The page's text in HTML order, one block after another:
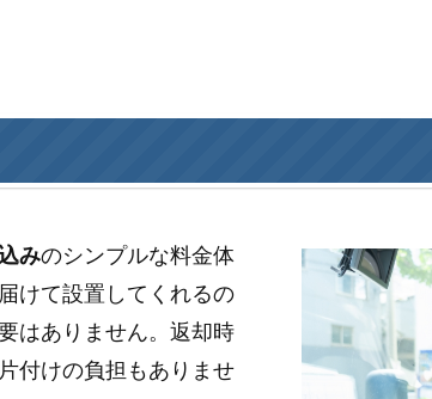
みのシンプルな料金体
けて設置してくれるの
はありません。返却時
付けの負担もありませ